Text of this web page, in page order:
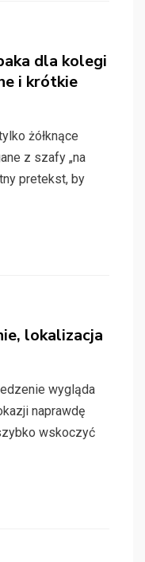
dla kolegi
i krótkie
żółknące
z szafy „na
pretekst, by
lokalizacja
wygląda
naprawdę
wskoczyć